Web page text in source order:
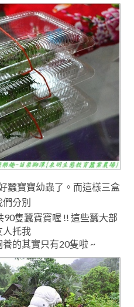
蠶寶寶幼蟲了 。 而這樣三盒
們分別
90隻蠶寶寶喔 !! 這些蠶大部
人托我
養的其實只有20隻啦 ~